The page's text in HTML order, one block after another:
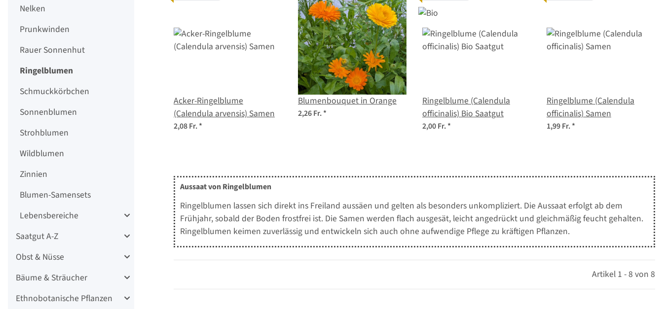
Acker-Ringelblume
(Calendula arvensis) Samen
2,08 Fr.*
Blumenbouquet in Orange
2,26 Fr.*
Ringelblume (Calendula
officinalis) Bio Saatgut
2,00 Fr.*
Ringelblume (Calendula
officinalis) Samen
1,99 Fr.*
Aussaat von Ringelblumen
Ringelblumen lassen sich direkt ins Freiland aussäen und gelten als besonders unkompliziert. Die Aussaat erfolgt ab dem
Frühjahr, sobald der Boden frostfrei ist. Die Samen werden flach ausgesät, leicht angedrückt und gleichmäßig feucht gehalten.
Ringelblumen keimen zuverlässig und entwickeln sich auch ohne aufwendige Pflege zu kräftigen Pflanzen.
Artikel 1 - 8 von 8
Nelken
Prunkwinden
Rauer Sonnenhut
Ringelblumen
Schmuckkörbchen
Sonnenblumen
Strohblumen
Wildblumen
Zinnien
Blumen-Samensets
Lebensbereiche
Saatgut A-Z
Obst & Nüsse
Bäume & Sträucher
Ethnobotanische Pflanzen